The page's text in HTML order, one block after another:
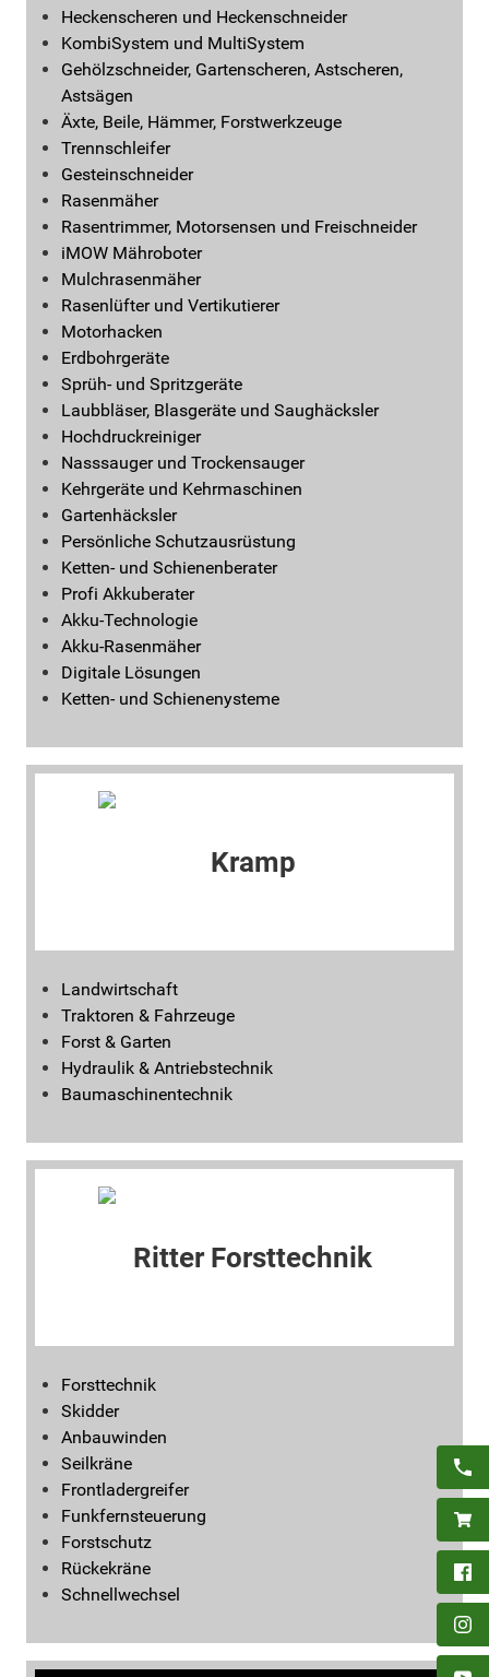
Heckenscheren und Heckenschneider
KombiSystem und MultiSystem
Gehölzschneider, Gartenscheren, Astscheren,
Astsägen
Äxte, Beile, Hämmer, Forstwerkzeuge
Trennschleifer
Gesteinschneider
Rasenmäher
Rasentrimmer, Motorsensen und Freischneider
iMOW Mähroboter
Mulchrasenmäher
Rasenlüfter und Vertikutierer
Motorhacken
Erdbohrgeräte
Sprüh- und Spritzgeräte
Laubbläser, Blasgeräte und Saughäcksler
Hochdruckreiniger
Nasssauger und Trockensauger
Kehrgeräte und Kehrmaschinen
Gartenhäcksler
Persönliche Schutzausrüstung
Ketten- und Schienenberater
Profi Akkuberater
Akku-Technologie
Akku-Rasenmäher
Digitale Lösungen
Ketten- und Schienenysteme
Landwirtschaft
Traktoren & Fahrzeuge
Forst & Garten
Hydraulik & Antriebstechnik
Baumaschinentechnik
Forsttechnik
Skidder
Anbauwinden
Seilkräne
Frontladergreifer
Funkfernsteuerung
Forstschutz
Rückekräne
Schnellwechsel